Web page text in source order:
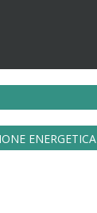
ENERGETICA